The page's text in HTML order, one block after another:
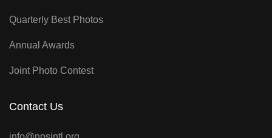
Quarterly Best Photos
Annual Awards
Joint Photo Contest
Contact Us